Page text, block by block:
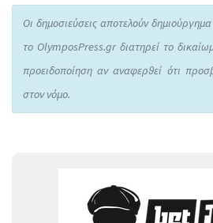
Οι δημοσιεύσεις αποτελούν
το OlymposPress.gr διατηρεί το
προειδοποίηση αν αναφερθεί ότι
στον νόμο.